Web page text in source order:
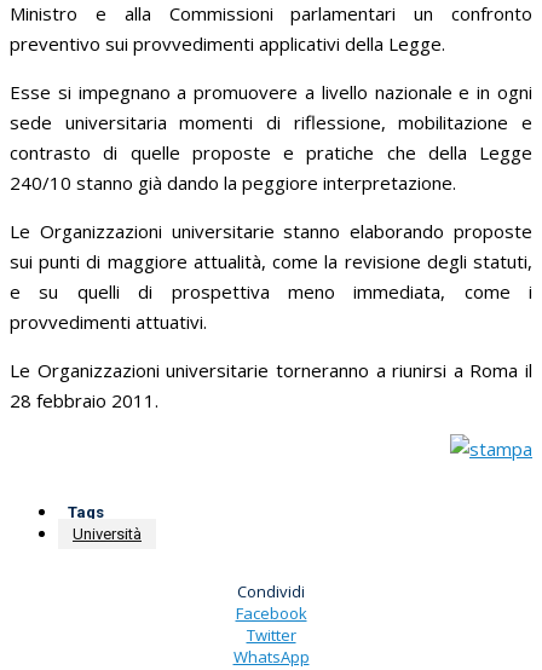
Ministro e alla Commissioni parlamentari un confronto
preventivo sui provvedimenti applicativi della Legge.
Esse si impegnano a promuovere a livello nazionale e in ogni
sede universitaria momenti di riflessione, mobilitazione e
contrasto di quelle proposte e pratiche che della Legge
240/10 stanno già dando la peggiore interpretazione.
Le Organizzazioni universitarie stanno elaborando proposte
sui punti di maggiore attualità, come la revisione degli statuti,
e su quelli di prospettiva meno immediata, come i
provvedimenti attuativi.
Le Organizzazioni universitarie torneranno a riunirsi a Roma il
28 febbraio 2011.
Tags
Università
Condividi
Facebook
Twitter
WhatsApp